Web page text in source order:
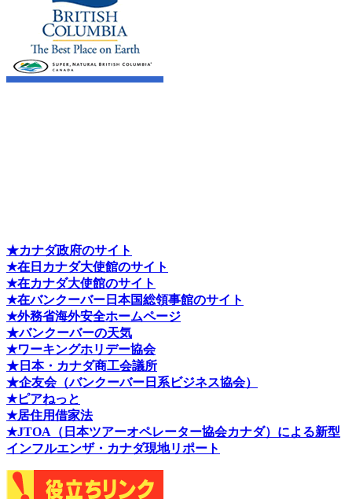
★カナダ政府のサイト
★在日カナダ大使館のサイト
★在カナダ大使館のサイト
★在バンクーバー日本国総領事館のサイト
★外務省海外安全ホームページ
★バンクーバーの天気
★ワーキングホリデー協会
★日本・カナダ商工会議所
★企友会（バンクーバー日系ビジネス協会）
★ピアねっと
★居住用借家法
★JTOA（日本ツアーオペレーター協会カナダ）による新型
インフルエンザ・カナダ現地リポート